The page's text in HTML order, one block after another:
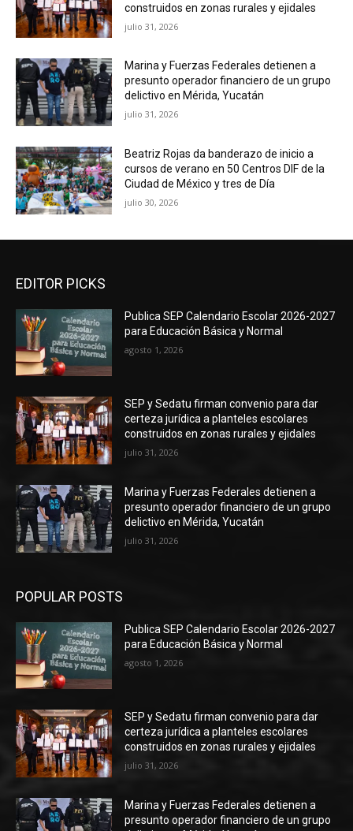
construidos en zonas rurales y ejidales
julio 31, 2026
Marina y Fuerzas Federales detienen a
presunto operador financiero de un grupo
delictivo en Mérida, Yucatán
julio 31, 2026
Beatriz Rojas da banderazo de inicio a
cursos de verano en 50 Centros DIF de la
Ciudad de México y tres de Día
julio 30, 2026
EDITOR PICKS
Publica SEP Calendario Escolar 2026-2027
para Educación Básica y Normal
agosto 1, 2026
SEP y Sedatu firman convenio para dar
certeza jurídica a planteles escolares
construidos en zonas rurales y ejidales
julio 31, 2026
Marina y Fuerzas Federales detienen a
presunto operador financiero de un grupo
delictivo en Mérida, Yucatán
julio 31, 2026
POPULAR POSTS
Publica SEP Calendario Escolar 2026-2027
para Educación Básica y Normal
agosto 1, 2026
SEP y Sedatu firman convenio para dar
certeza jurídica a planteles escolares
construidos en zonas rurales y ejidales
julio 31, 2026
Marina y Fuerzas Federales detienen a
presunto operador financiero de un grupo